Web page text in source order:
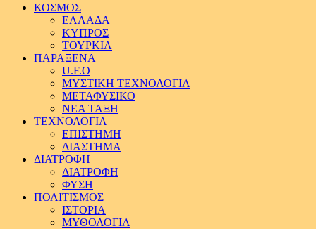
ΚΟΣΜΟΣ
ΕΛΛΑΔΑ
ΚΥΠΡΟΣ
ΤΟΥΡΚΙΑ
ΠΑΡΑΞΕΝΑ
U.F.O
ΜΥΣΤΙΚΗ ΤΕΧΝΟΛΟΓΙΑ
ΜΕΤΑΦΥΣΙΚΟ
ΝΕΑ ΤΑΞΗ
ΤΕΧΝΟΛΟΓΙΑ
ΕΠΙΣΤΗΜΗ
ΔΙΑΣΤΗΜΑ
ΔΙΑΤΡΟΦΗ
ΔΙΑΤΡΟΦΗ
ΦΥΣΗ
ΠΟΛΙΤΙΣΜΟΣ
ΙΣΤΟΡΙΑ
ΜΥΘΟΛΟΓΙΑ